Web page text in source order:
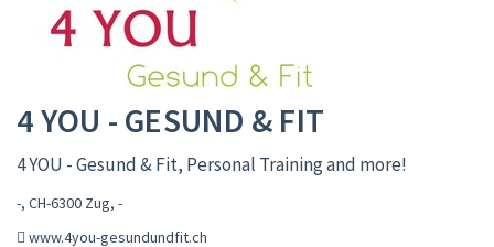
4 YOU - GESUND & FIT
4 YOU - Gesund & Fit, Personal Training and more!
-, CH-6300 Zug, -
www.4you-gesundundfit.ch